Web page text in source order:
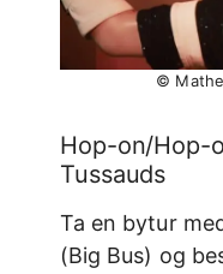
©
Hop-on/Hop-
Tussauds
Ta en bytur
(Big Bus) og